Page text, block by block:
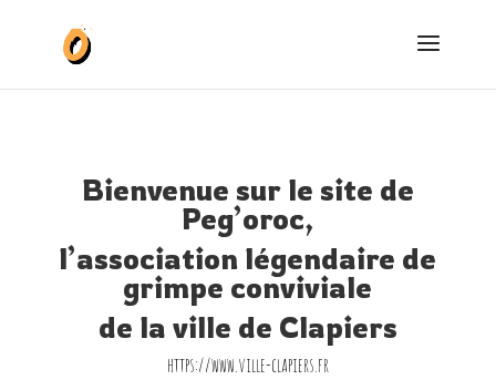
Bienvenue sur le site de
Peg’oroc,
l’association légendaire de
grimpe conviviale
de la ville de Clapiers
https://www.ville-clapiers.fr